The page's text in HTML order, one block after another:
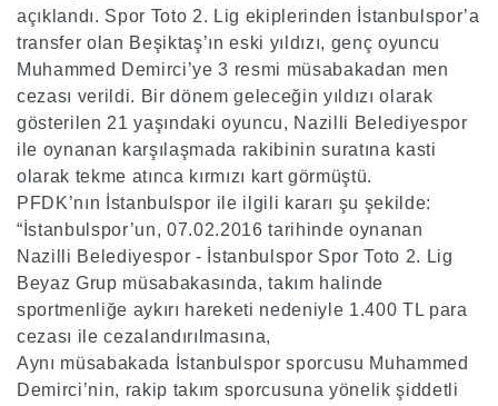
açıklandı. Spor Toto 2. Lig ekiplerinden İstanbulspor’a
transfer olan Beşiktaş’ın eski yıldızı, genç oyuncu
Muhammed Demirci’ye 3 resmi müsabakadan men
cezası verildi. Bir dönem geleceğin yıldızı olarak
gösterilen 21 yaşındaki oyuncu, Nazilli Belediyespor
ile oynanan karşılaşmada rakibinin suratına kasti
olarak tekme atınca kırmızı kart görmüştü.
PFDK’nın İstanbulspor ile ilgili kararı şu şekilde:
“İstanbulspor’un, 07.02.2016 tarihinde oynanan
Nazilli Belediyespor - İstanbulspor Spor Toto 2. Lig
Beyaz Grup müsabakasında, takım halinde
sportmenliğe aykırı hareketi nedeniyle 1.400 TL para
cezası ile cezalandırılmasına,
Aynı müsabakada İstanbulspor sporcusu Muhammed
Demirci’nin, rakip takım sporcusuna yönelik şiddetli